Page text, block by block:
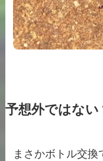
予想外ではない
まさかボトル交換